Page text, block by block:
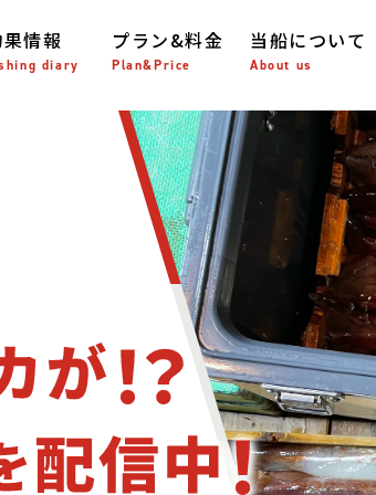
情報
diary
プラン&料金
Plan&Price
当船について
About us